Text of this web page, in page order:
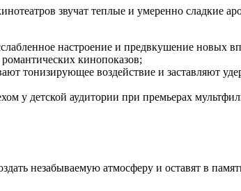
звучат теплые и умеренно сладкие
настроение и предвкушение новых
кинопоказов;
тонизирующее воздействие и заставляют
у детской аудитории при премьерах
незабываемую атмосферу и оставят в